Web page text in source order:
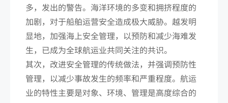
多，发出的警告。海洋环境的多变和拥挤程度的
加剧，对于船舶运营安全造成极大威胁。越发明
显地，加强海上安全管理，以预防和减少海难发
生，已成为全球航运业共同关注的共识。
其次，改进安全管理的传统做法，并强调预防性
管理，以减少事故发生的频率和严重程度。航运
业的特性主要是对象、环境、管理是高度综合的